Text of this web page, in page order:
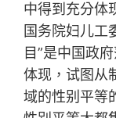
中得到充分体
国务院妇儿工
目”是中国政
体现，试图从
域的性别平等